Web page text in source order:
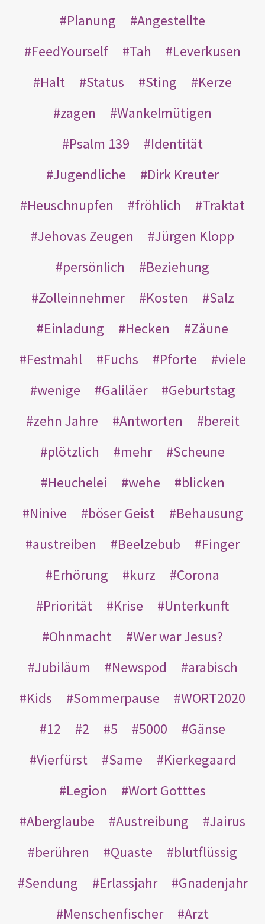
Planung
Angestellte
FeedYourself
Tah
Leverkusen
Halt
Status Sting
Kerze
zagen
Wankelmütigen
Psalm 139
Identität
Jugendliche
Dirk Kreuter
Heuschnupfen
fröhlich
Traktat
Jehovas Zeugen
Jürgen Klopp
persönlich
Beziehung
Zolleinnehmer
Kosten
Salz
Einladung
Hecken
Zäune
Festmahl
Fuchs Pforte
viele
wenige
Galiläer
Geburtstag
zehn Jahre
Antworten
bereit
plötzlich
mehr
Scheune
Heuchelei
wehe
blicken
Ninive
böser Geist
Behausung
austreiben
Beelzebub
Finger
Erhörung
kurz
Corona
Priorität
Krise
Unterkunft
Ohnmacht
Wer war Jesus?
Jubiläum
Newspod
arabisch
Kids
Sommerpause
WORT2020
12
2 5 5000
Gänse
Vierfürst
Same
Kierkegaard
Legion
Wort Gotttes
Aberglaube
Austreibung
Jairus
berühren
Quaste
blutflüssig
Sendung
Erlassjahr
Gnadenjahr
Menschenfischer
Arzt